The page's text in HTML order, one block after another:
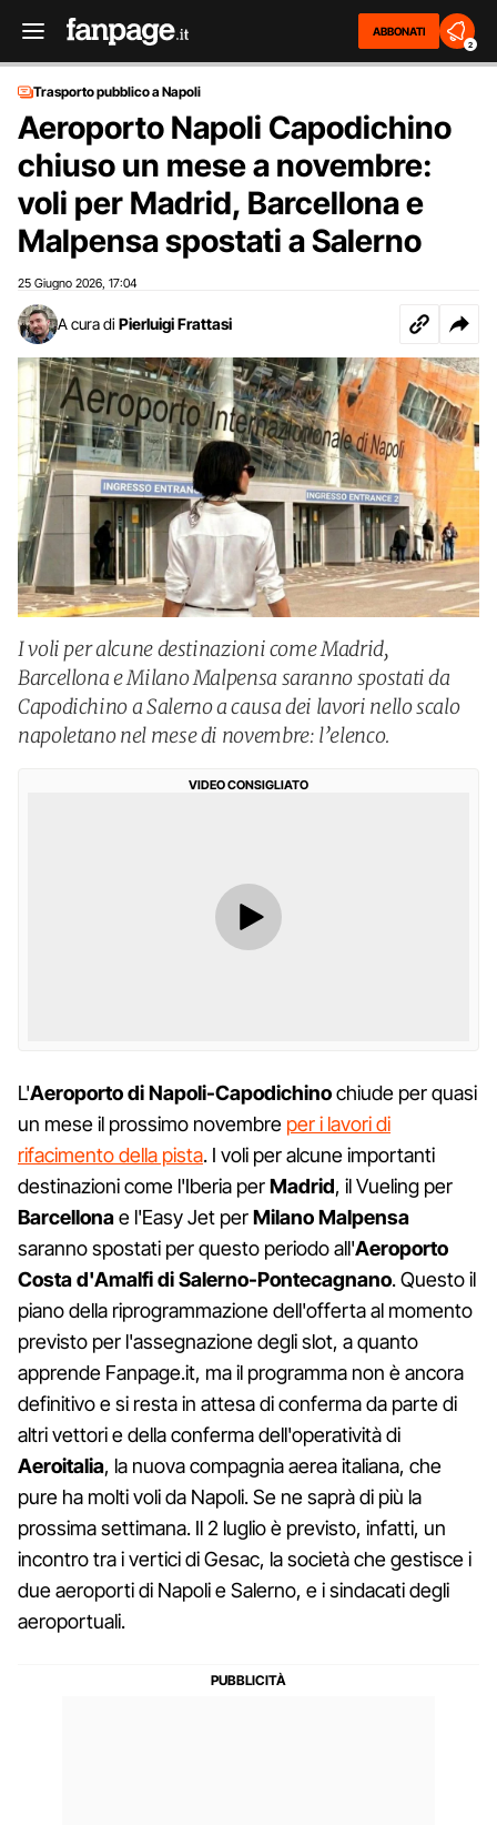
ABBONATI
2
Trasporto pubblico a Napoli
Aeroporto Napoli Capodichino
chiuso un mese a novembre:
voli per Madrid, Barcellona e
Malpensa spostati a Salerno
25 Giugno 2026 17:04
A cura di Pierluigi Frattasi
I voli per alcune destinazioni come Madrid,
Barcellona e Milano Malpensa saranno spostati da
Capodichino a Salerno a causa dei lavori nello scalo
napoletano nel mese di novembre: l’elenco.
VIDEO CONSIGLIATO
L'Aeroporto di Napoli-Capodichinochiude per quasi
un mese il prossimo novembre per i lavori di
rifacimento della pista. I voli per alcune importanti
destinazioni come l'Iberia perMadrid, il Vueling per
Barcellonae l'Easy Jet perMilano Malpensa
saranno spostati per questo periodo all'Aeroporto
Costa d'Amalfi di Salerno-Pontecagnano. Questo il
piano della riprogrammazione dell'offerta al momento
previsto per l'assegnazione degli slot, a quanto
apprende Fanpage.it, ma il programma non è ancora
definitivo e si resta in attesa di conferma da parte di
altri vettori e della conferma dell'operatività di
Aeroitalia, la nuova compagnia aerea italiana, che
pure ha molti voli da Napoli. Se ne saprà di più la
prossima settimana. Il 2 luglio è previsto, infatti, un
incontro tra i vertici di Gesac, la società che gestisce i
due aeroporti di Napoli e Salerno, e i sindacati degli
aeroportuali.